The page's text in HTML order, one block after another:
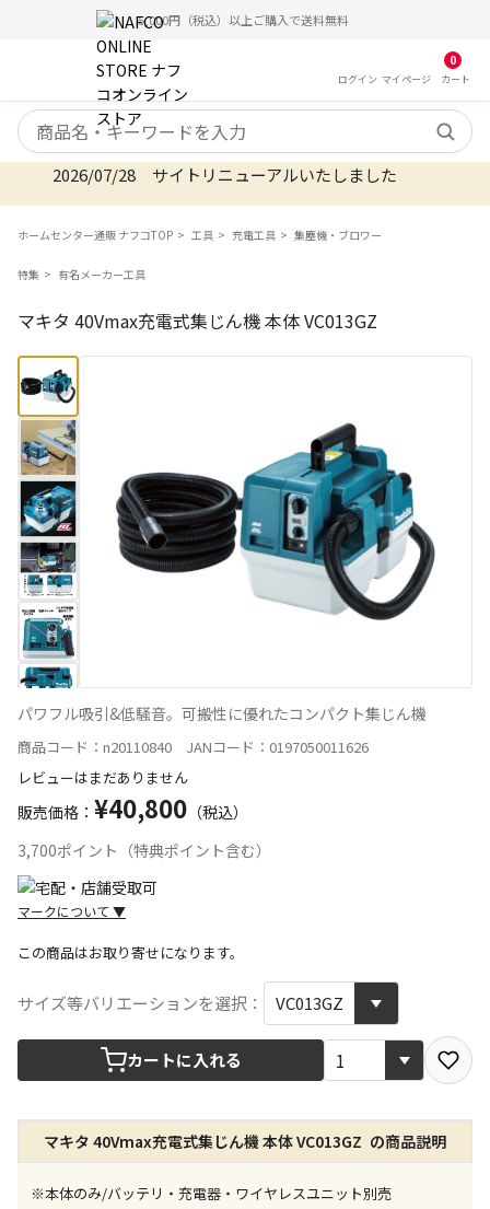
5,000円（税込）以上ご購入で送料無料
ログイン マイ ページ
0
カート
検索キーワード
2026/07/28 サイトリニューアルいたしました
ホームセンター通販 ナフコTOP 工具 充電工具 集塵機・ブロワー
特集 有名メーカー工具
マキタ 40Vmax充電式集じん機 本体 VC013GZ
パワフル吸引&低騒音。可搬性に優れたコンパクト集じん機
商品コード：n20110840 JANコード：0197050011626
レビューはまだありません
販売価格： ¥40,800 （税込）
3,700ポイント（特典ポイント含む）
マークについて ▼
宅配や店舗受取を選択できる商品です
店舗のみで受取できる商品です（宅配便でのお届けが
す
お届けができません）
この商品はお取り寄せになります。
サイズ等バリエーションを選択：
カートに入れる
マキタ 40Vmax充電式集じん機 本体 VC013GZ の商品説明
※本体のみ/バッテリ・充電器・ワイヤレスユニット別売